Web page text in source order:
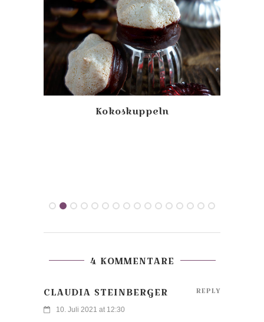
Kokoskuppeln
4 KOMMENTARE
CLAUDIA STEINBERGER
10. Juli 2021 at 12:30
REPLY